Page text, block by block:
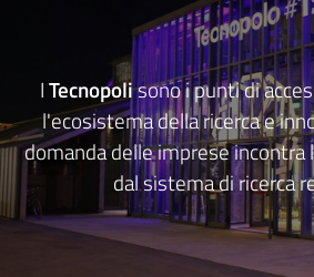
Progetti
e
attività
Menu selezionato
Servizi
ITecnopolisono i punti di
l'ecosistema della ricerca e
domanda delle imprese
dal sistema di ricerca